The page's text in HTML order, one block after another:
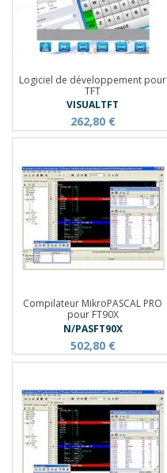
Logiciel de développement pour
TFT
VISUALTFT
262,80 €
Compilateur MikroPASCAL PRO
pour FT90X
N/PASFT90X
502,80 €